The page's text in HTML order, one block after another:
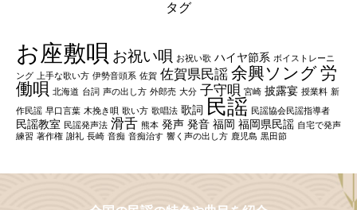
タグ
お座敷唄 お祝い唄 お祝い歌 ハイヤ節系 ボイストレーニ
ング
上手な歌い方 伊勢音頭系 佐賀 佐賀県民謡 余興ソング労
働唄 北海道 台詞 声の出し方 外郎売 大分 子守唄 宮崎 披露宴 授業料 新
作民謡 早口言葉 木挽き唄 歌い方 歌唱法 歌詞 民謡 民謡協会民謡指導者
民謡教室 民謡発声法 滑舌 熊本 発声 発音 福岡 福岡県民謡 自宅で発声
練習 著作権 謝礼 長崎 音痴 音痴治す 響く声の出し方 鹿児島 黒田節